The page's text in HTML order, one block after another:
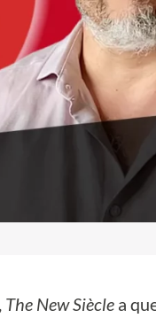
The New Siècle a